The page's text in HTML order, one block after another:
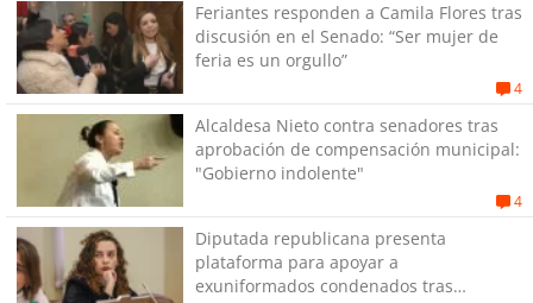
Feriantes responden a Camila Flores tras
discusión en el Senado: “Ser mujer de
feria es un orgullo”
4
Alcaldesa Nieto contra senadores tras
aprobación de compensación municipal:
"Gobierno indolente"
4
Diputada republicana presenta
plataforma para apoyar a
exuniformados condenados tras